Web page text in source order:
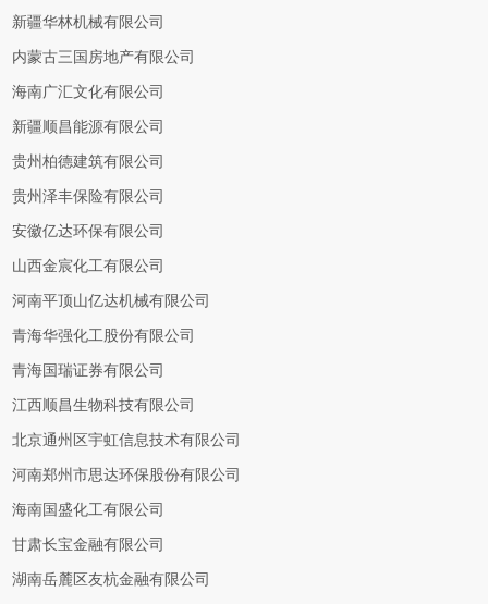
新疆华林机械有限公司
内蒙古三国房地产有限公司
海南广汇文化有限公司
新疆顺昌能源有限公司
贵州柏德建筑有限公司
贵州泽丰保险有限公司
安徽亿达环保有限公司
山西金宸化工有限公司
河南平顶山亿达机械有限公司
青海华强化工股份有限公司
青海国瑞证券有限公司
江西顺昌生物科技有限公司
北京通州区宇虹信息技术有限公司
河南郑州市思达环保股份有限公司
海南国盛化工有限公司
甘肃长宝金融有限公司
湖南岳麓区友杭金融有限公司